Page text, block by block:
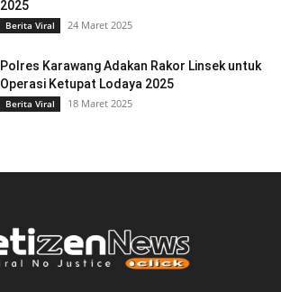
2025
Berita Viral 24 Maret 2025
Polres Karawang Adakan Rakor Linsek untuk
Operasi Ketupat Lodaya 2025
Berita Viral 18 Maret 2025